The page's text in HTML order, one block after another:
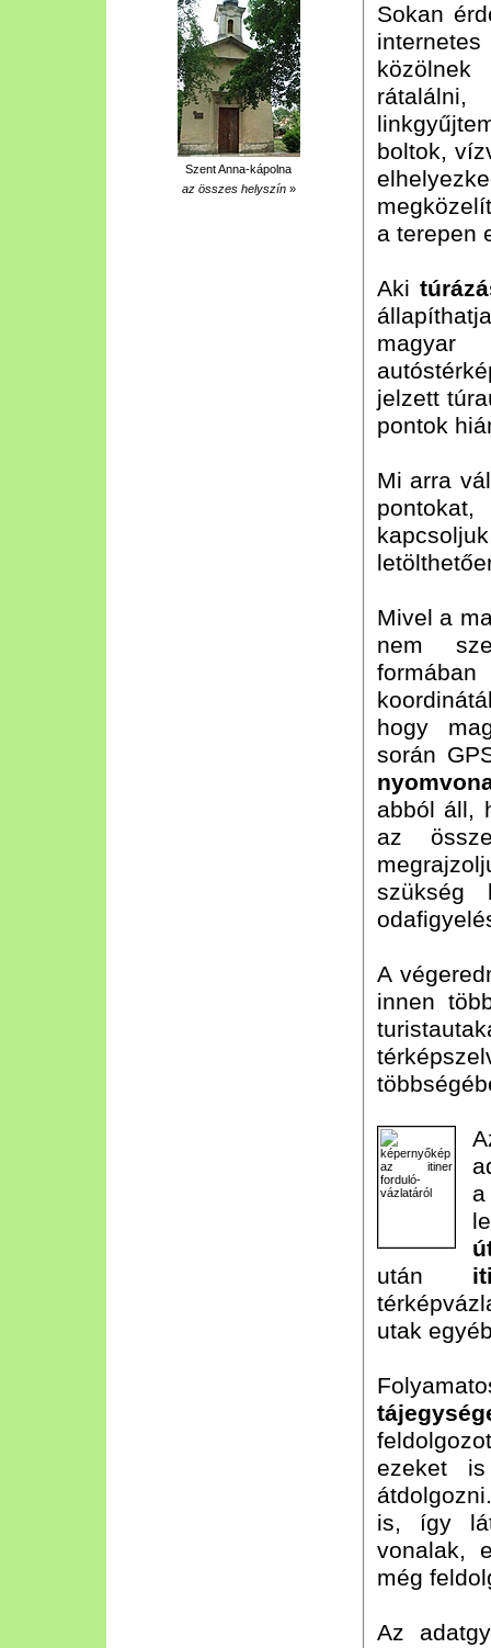
Szent Anna-kápolna
az összes helyszín»
Sokan
boltok,
a terepen
Aki
magyar
jelzett
pontok
Mi arra
Mivel a
nem
hogy
során
abból áll,
az
szükség
A
innen
után
utak
ezeket is
is, így
vonalak,
még
Az